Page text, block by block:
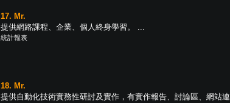
17. Mr.
提供網路課程、企業、個人終身學習。 ...
統計報表
18. Mr.
提供自動化技術實務性研討及實作，有實作報告、討論區、網站連